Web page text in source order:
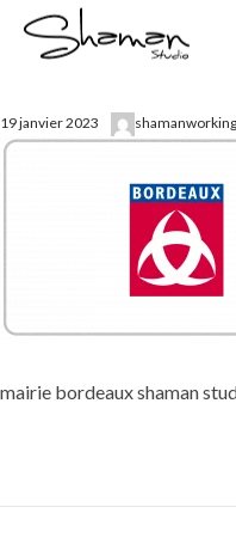
19 janvier 2023 shamanworking
mairie bordeaux shaman